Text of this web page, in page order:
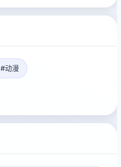
#动漫